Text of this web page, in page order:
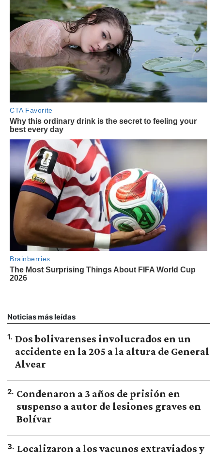
Noticias más leídas
1. Dos bolivarenses involucrados en un
accidente en la 205 a la altura de General
Alvear
2. Condenaron a 3 años de prisión en
suspenso a autor de lesiones graves en
Bolívar
3. Localizaron a los vacunos extraviados y